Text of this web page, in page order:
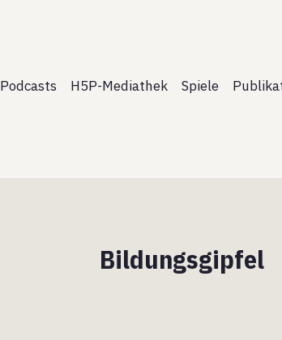
Podcasts H5P-Mediathek Spiele
Bildungsgipfel